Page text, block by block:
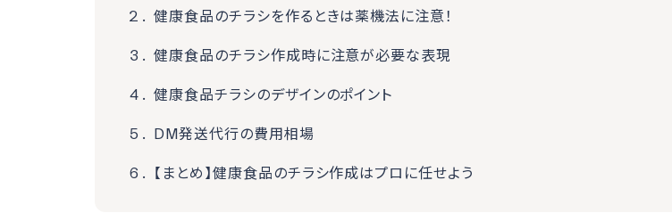
健康食品のチラシを作るときは薬機法に注意！
健康食品のチラシ作成時に注意が必要な表現
健康食品チラシのデザインのポイント
DM発送代行の費用相場
【まとめ】健康食品のチラシ作成はプロに任せよう